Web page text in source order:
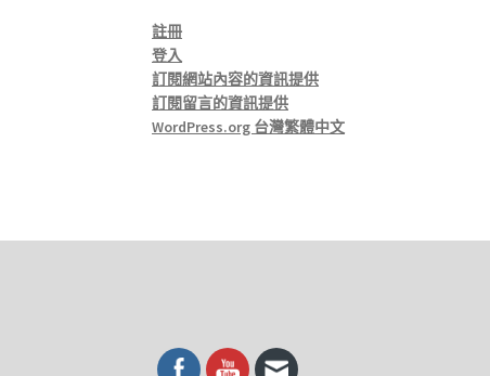
註冊
登入
訂閱網站內容的資訊提供
訂閱留言的資訊提供
WordPress.org 台灣繁體中文